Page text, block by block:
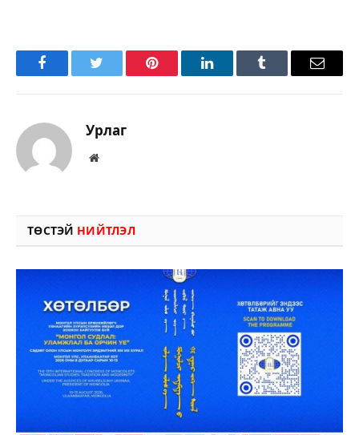
FacebookTwitter Pinterest LinkedInTumblr Имэйл
Урлаг
Вэбсайт
ТӨСТЭЙ НИЙТЛЭЛ